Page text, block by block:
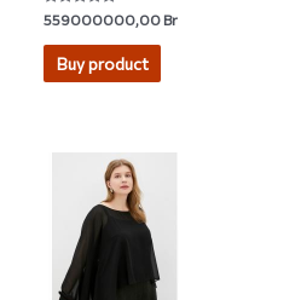
Rated
0
out
559000000,00Br
Buy product